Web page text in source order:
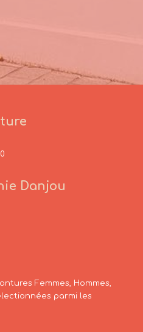
Danjou
Femmes, Hommes,
parmi les